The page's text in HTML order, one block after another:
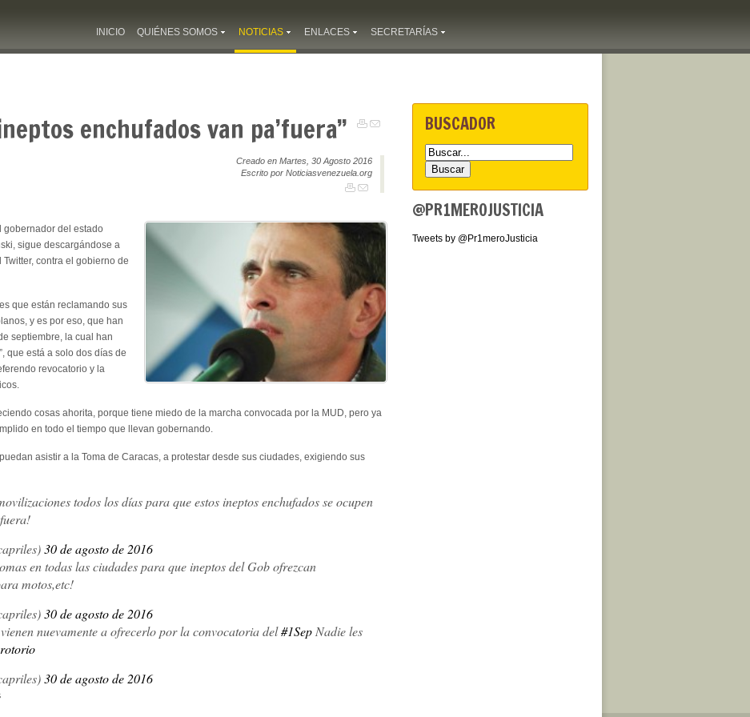
INICIO QUIÉNES SOMOS NOTICIAS ENLACES SECRETARÍAS
enchufados van pa’fuera”
Creado en Martes, 30 Agosto 2016
Escrito por Noticiasvenezuela.org
gobernador del estado
sigue descargándose a
contra el gobierno de
que están reclamando sus
y es por eso, que han
septiembre, la cual han
que está a solo dos días de
revocatorio y la
cosas ahorita, porque tiene miedo de la marcha convocada por la MUD, pero ya
en todo el tiempo que llevan gobernando.
asistir a la Toma de Caracas, a protestar desde sus ciudades, exigiendo sus
todos los días para que estos ineptos enchufados se ocupen
30 de agosto de 2016
en todas las ciudades para que ineptos del Gob ofrezcan
motos,etc!
30 de agosto de 2016
nuevamente a ofrecerlo por la convocatoria del#1Sep Nadie les
30 de agosto de 2016
BUSCADOR
@PR1MEROJUSTICIA
Tweets by @Pr1meroJusticia